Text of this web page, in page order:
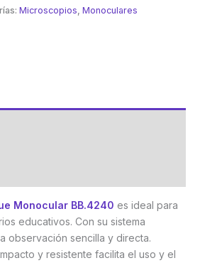
Microscopios Monoculares
Monocular BB.4240 es ideal para
educativos. Con su sistema
observación sencilla y directa.
y resistente facilita el uso y el